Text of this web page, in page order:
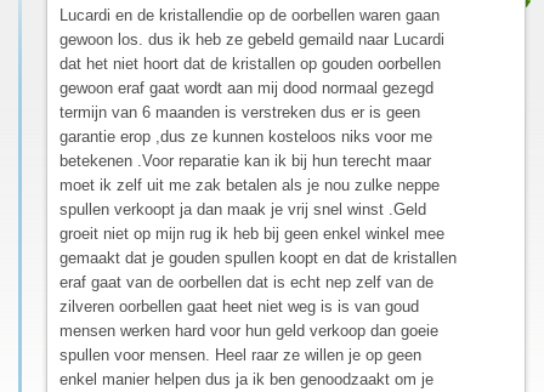
Lucardi en de kristallendie op de oorbellen waren gaan
gewoon los. dus ik heb ze gebeld gemaild naar Lucardi
dat het niet hoort dat de kristallen op gouden oorbellen
gewoon eraf gaat wordt aan mij dood normaal gezegd
termijn van 6 maanden is verstreken dus er is geen
garantie erop ,dus ze kunnen kosteloos niks voor me
betekenen .Voor reparatie kan ik bij hun terecht maar
moet ik zelf uit me zak betalen als je nou zulke neppe
spullen verkoopt ja dan maak je vrij snel winst .Geld
groeit niet op mijn rug ik heb bij geen enkel winkel mee
gemaakt dat je gouden spullen koopt en dat de kristallen
eraf gaat van de oorbellen dat is echt nep zelf van de
zilveren oorbellen gaat heet niet weg is is van goud
mensen werken hard voor hun geld verkoop dan goeie
spullen voor mensen. Heel raar ze willen je op geen
enkel manier helpen dus ja ik ben genoodzaakt om je